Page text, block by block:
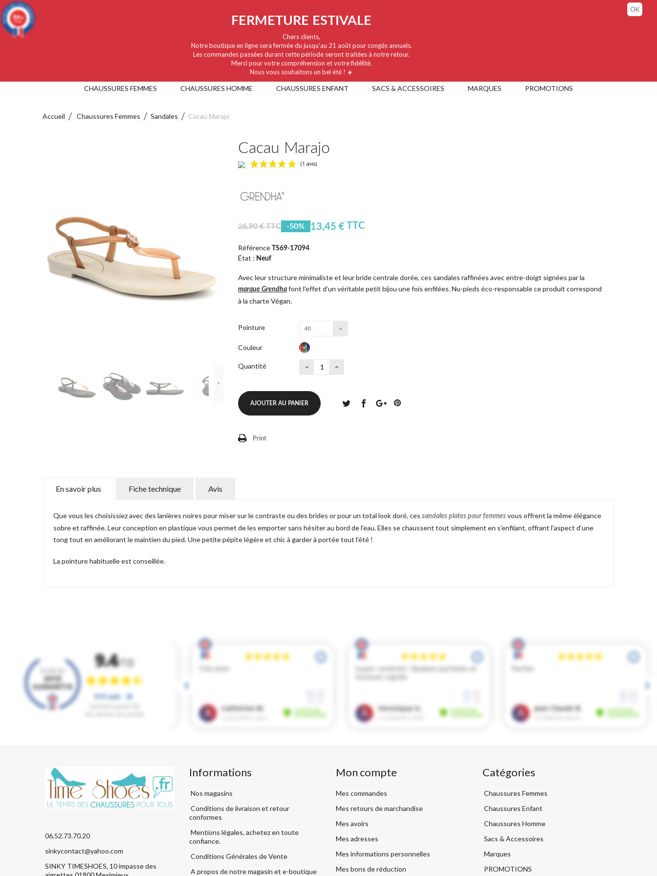
CHAUSSURES FEMMES CHAUSSURES HOMME CHAUSSURES ENFANT SACS & ACCESSOIRES MARQUES PROMOTIONS
FERMETURE ESTIVALE
Chers clients,
Notre boutique en ligne sera fermée du jusqu'au 21 août pour congés annuels.
Les commandes passées durant cette période seront traitées à notre retour.
Merci pour votre compréhension et votre fidélité.
Nous vous souhaitons un bel été ! ☀️
OK
Accueil Chaussures Femmes Sandales Cacau Marajo
Cacau Marajo
26,90 € TTC -50% 13,45 € TTC
Référence TS69-17094
État : Neuf
Avec leur structure minimaliste et leur bride centrale dorée, ces sandales raffinées avec entre-doigt signées par la
marque Grendhafont l’effet d’un véritable petit bijou une fois enfilées. Nu-pieds éco-responsable ce produit correspond
à la charte Végan.
Pointure 40
Couleur
Quantité
AJOUTER AU PANIER
Print
En savoir plus Fiche technique Avis
Que vous les choisissiez avec des lanières noires pour miser sur le contraste ou des brides or pour un total look doré, ces sandales plates pour femmes vous offrent la même élégance
sobre et raffinée. Leur conception en plastique vous permet de les emporter sans hésiter au bord de l’eau. Elles se chaussent tout simplement en s’enfilant, offrant l’aspect d’une
tong tout en améliorant le maintien du pied. Une petite pépite légère et chic à garder à portée tout l’été !
La pointure habituelle est conseillée.
06.52.73.70.20
sinkycontact@yahoo.com
SINKY TIMESHOES, 10 impasse des
Informations
Nos magasins
Conditions de livraison et retour
conformes
Mentions légales, achetez en toute
confiance.
Conditions Générales de Vente
A propos de notre magasin et e-boutique
Mon compte
Mes commandes
Mes retours de marchandise
Mes avoirs
Mes adresses
Mes informations personnelles
Mes bons de réduction
Catégories
Chaussures Femmes
Chaussures Enfant
Chaussures Homme
Sacs & Accessoires
Marques
PROMOTIONS
9.4/10